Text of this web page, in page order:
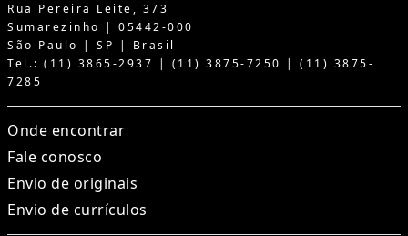
Rua Pereira Leite, 373
Sumarezinho | 05442-000
São Paulo | SP | Brasil
Tel.: (11) 3865-2937 | (11) 3875-7250 | (11) 3875-
7285
Onde encontrar
Fale conosco
Envio de originais
Envio de currículos